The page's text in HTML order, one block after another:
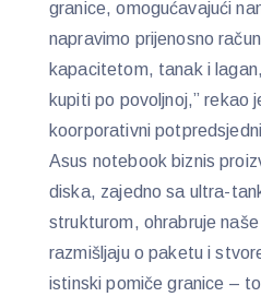
granice, omogućavajući
napravimo prijenosno
kapacitetom, tanak i
kupiti po povoljnoj,” rekao
koorporativni
Asus notebook biznis
diska, zajedno sa ultra-
strukturom, ohrabruje
razmišljaju o paketu i
istinski pomiče granice –